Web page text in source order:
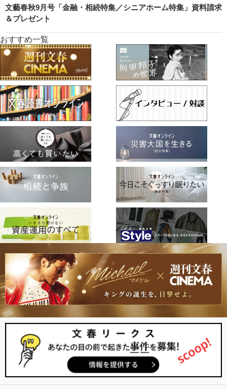
文藝春秋9月号「金融・相続特集／シニアホーム特集」資料請求
＆プレゼント
おすすめ一覧